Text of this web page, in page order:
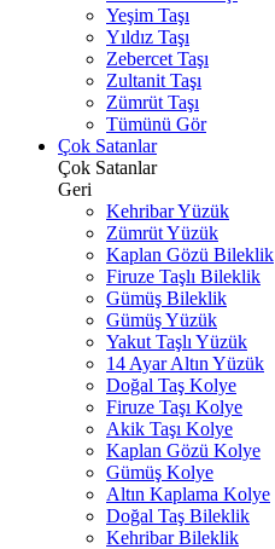
Yeşim Taşı
Yıldız Taşı
Zebercet Taşı
Zultanit Taşı
Zümrüt Taşı
Tümünü Gör
Çok Satanlar
Çok Satanlar
Geri
Kehribar Yüzük
Zümrüt Yüzük
Kaplan Gözü Bileklik
Firuze Taşlı Bileklik
Gümüş Bileklik
Gümüş Yüzük
Yakut Taşlı Yüzük
14 Ayar Altın Yüzük
Doğal Taş Kolye
Firuze Taşı Kolye
Akik Taşı Kolye
Kaplan Gözü Kolye
Gümüş Kolye
Altın Kaplama Kolye
Doğal Taş Bileklik
Kehribar Bileklik